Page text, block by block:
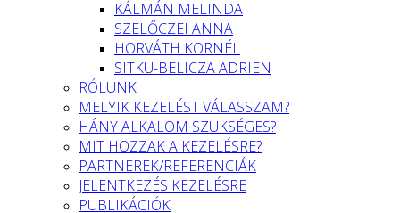
KÁLMÁN MELINDA
SZELŐCZEI ANNA
HORVÁTH KORNÉL
SITKU-BELICZA ADRIEN
RÓLUNK
MELYIK KEZELÉST VÁLASSZAM?
HÁNY ALKALOM SZÜKSÉGES?
MIT HOZZAK A KEZELÉSRE?
PARTNEREK/REFERENCIÁK
JELENTKEZÉS KEZELÉSRE
PUBLIKÁCIÓK